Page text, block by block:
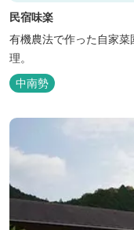
民宿味楽
有機農法で作った自家
理。
中南勢